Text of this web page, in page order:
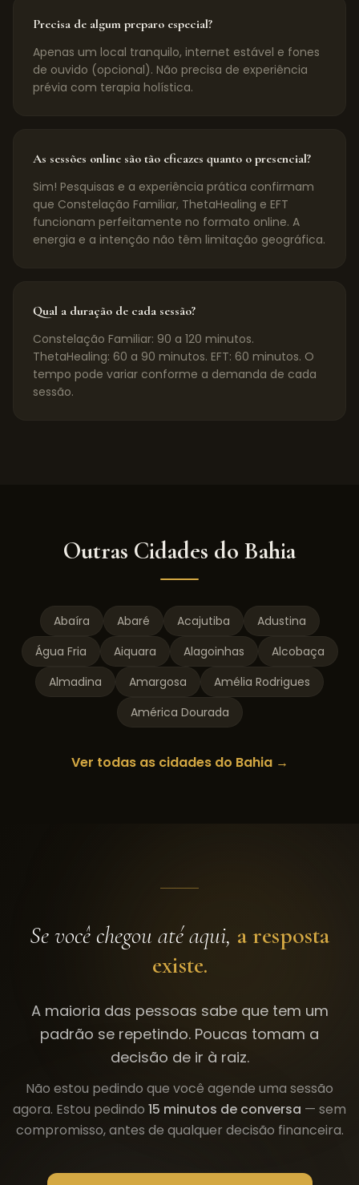
Precisa de algum preparo especial?
Apenas um local tranquilo, internet estável e fones
de ouvido (opcional). Não precisa de experiência
prévia com terapia holística.
As sessões online são tão eficazes quanto o presencial?
Sim! Pesquisas e a experiência prática confirmam
que Constelação Familiar, ThetaHealing e EFT
funcionam perfeitamente no formato online. A
energia e a intenção não têm limitação geográfica.
Qual a duração de cada sessão?
Constelação Familiar: 90 a 120 minutos.
ThetaHealing: 60 a 90 minutos. EFT: 60 minutos. O
tempo pode variar conforme a demanda de cada
sessão.
Outras Cidades do Bahia
Abaíra Abaré Acajutiba
Adustina
Água Fria
Aiquara Alagoinhas
Alcobaça
Almadina
Amargosa
Amélia Rodrigues
América Dourada
Ver todas as cidades do Bahia→
Se você chegou até aqui, a resposta
existe.
A maioria das pessoas sabe que tem um
padrão se repetindo. Poucas tomam a
decisão de ir à raiz.
Não estou pedindo que você agende uma sessão
agora. Estou pedindo 15 minutos de conversa — sem
compromisso, antes de qualquer decisão financeira.